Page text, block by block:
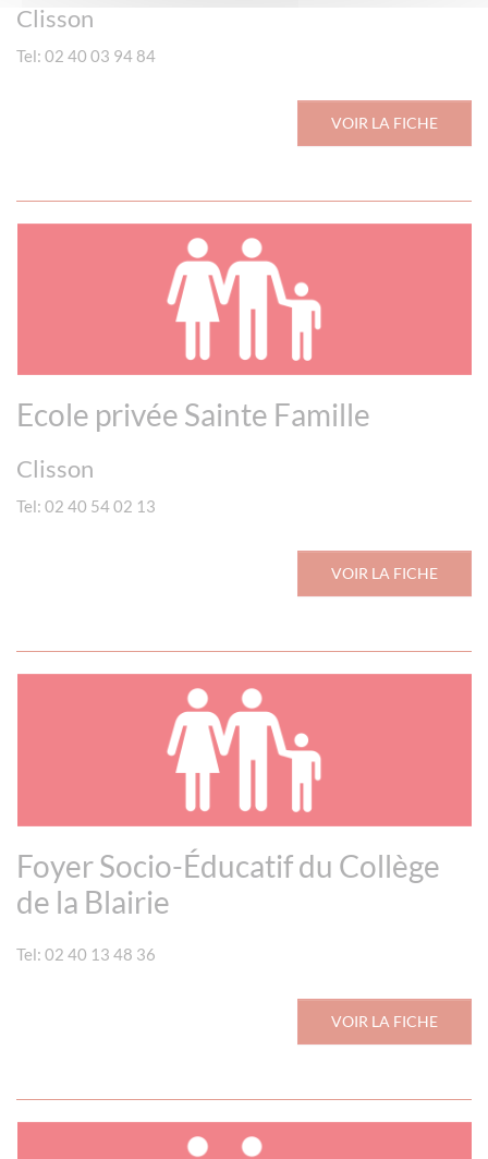
Clisson
Tel: 02 40 03 94 84
VOIR LA FICHE
Ecole privée Sainte Famille
Clisson
Tel: 02 40 54 02 13
VOIR LA FICHE
Foyer Socio-Éducatif du Collège
de la Blairie
Tel: 02 40 13 48 36
VOIR LA FICHE